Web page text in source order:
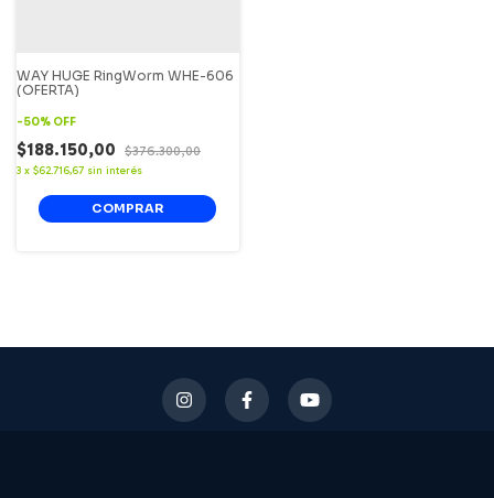
WAY HUGE RingWorm WHE-606
(OFERTA)
-50% OFF
$188.150,00 $376.300,00
3 x $62.716,67 sin interés